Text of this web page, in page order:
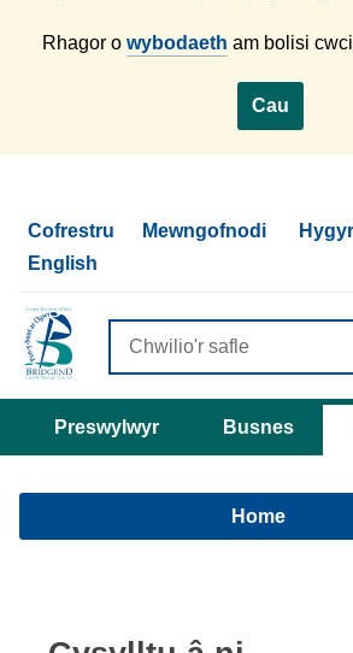
Rhagor o wybodaeth am bolisi
Cau
Cofrestru Mewngofnodi
English
Preswylwyr Busnes
Home